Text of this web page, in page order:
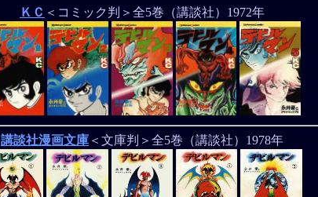
ＫＣ ＜コミック判＞全5巻（講談社）1972年
講談社漫画文庫 ＜文庫判＞全5巻（講談社）1978年